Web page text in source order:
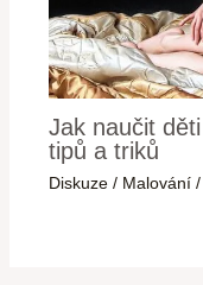
Jak naučit
tipů a triků
Diskuze / Malování /